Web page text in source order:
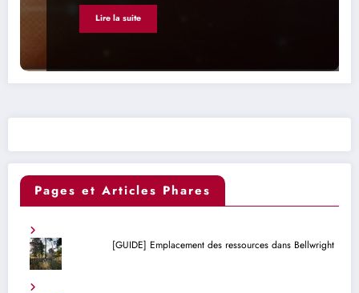
Lire la suite
Pages et Articles Phares
[GUIDE] Emplacement des ressources dans Bellwright